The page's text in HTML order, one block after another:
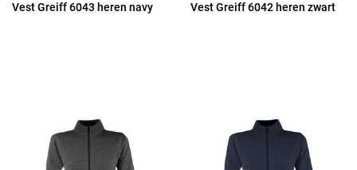
Vest Greiff 6043 heren navy Vest Greiff 6042 heren zwart